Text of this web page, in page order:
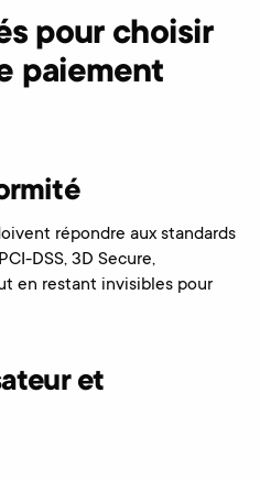
pour choisir
paiement
répondre aux standards
DSS, 3D Secure,
en restant invisibles pour
et